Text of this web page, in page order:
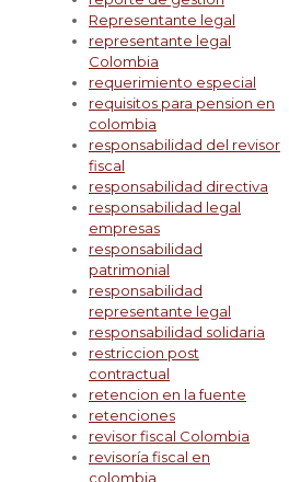
Representante legal
representante legal
Colombia
requerimiento especial
requisitos para pension en
colombia
responsabilidad del revisor
fiscal
responsabilidad directiva
responsabilidad legal
empresas
responsabilidad
patrimonial
responsabilidad
representante legal
responsabilidad solidaria
restriccion post
contractual
retencion en la fuente
retenciones
revisor fiscal Colombia
revisoría fiscal en
colombia